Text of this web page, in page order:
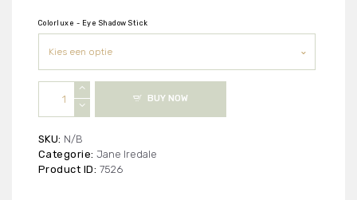
Colorluxe - Eye Shadow Stick
Iredale
-
Colorluxe
Eye
Shadow
BUY NOW
SKU: N/B
Categorie: Jane Iredale
Product ID: 7526